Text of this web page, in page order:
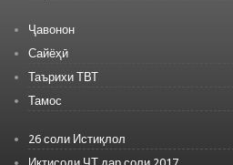
Ҷавонон
Сайёҳӣ
Таърихи ТВТ
Тамос
26 соли Истиқлол